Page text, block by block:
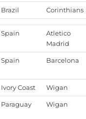
Brazil Corinthians
Spain
Atletico
Madrid
Spain Barcelona
Ivory Coast Wigan
Paraguay Wigan